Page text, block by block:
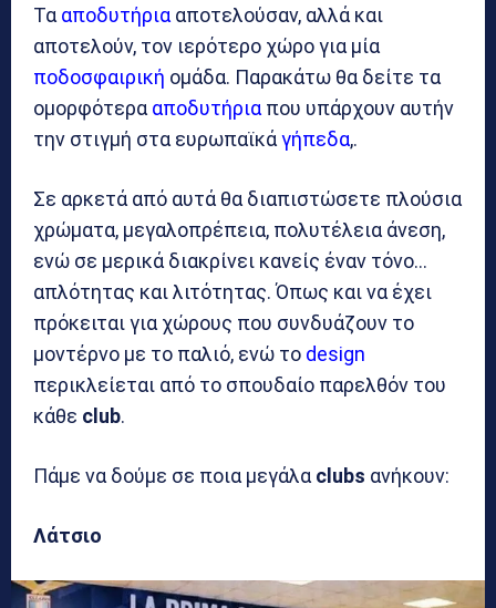
Τα αποδυτήρια αποτελούσαν, αλλά και
αποτελούν, τον ιερότερο χώρο για μία
ποδοσφαιρική ομάδα. Παρακάτω θα δείτε τα
ομορφότερα αποδυτήρια που υπάρχουν αυτήν
την στιγμή στα ευρωπαϊκάγήπεδα,.
Σε αρκετά από αυτά θα διαπιστώσετε πλούσια
χρώματα, μεγαλοπρέπεια, πολυτέλεια άνεση,
ενώ σε μερικά διακρίνει κανείς έναν τόνο…
απλότητας και λιτότητας. Όπως και να έχει
πρόκειται για χώρους που συνδυάζουν το
μοντέρνο με το παλιό, ενώ το design
περικλείεται από το σπουδαίο παρελθόν του
κάθε club.
Πάμε να δούμε σε ποια μεγάλα clubs ανήκουν:
Λάτσιο